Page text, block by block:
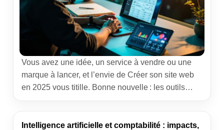
Vous avez une idée, un service à vendre ou une
marque à lancer, et l’envie de Créer son site web
en 2025 vous titille. Bonne nouvelle : les outils
claire, on passe du brouillon à une présence en
Intelligence artificielle et comptabilité : impacts,